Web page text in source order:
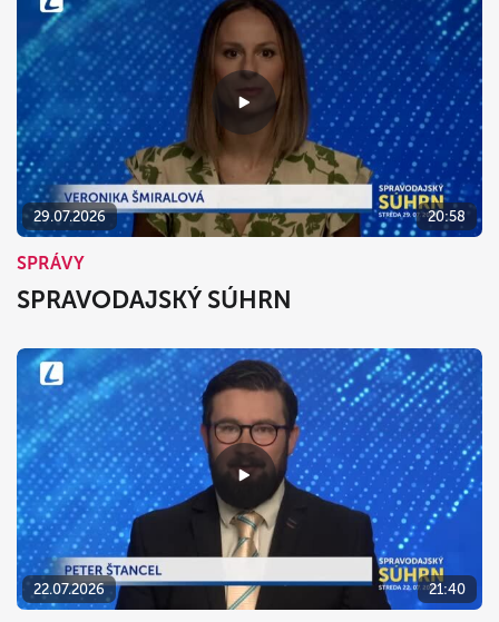
29.07.2026 20:58
SPRÁVY
SPRAVODAJSKÝ SÚHRN
22.07.2026 21:40